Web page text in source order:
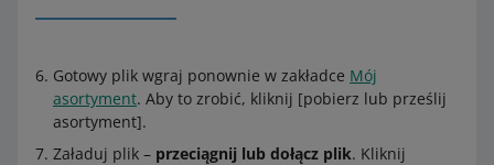
Gotowy plik wgraj ponownie w zakładce Mój
asortyment. Aby to zrobić, kliknij [pobierz lub prześlij
asortyment].
Załaduj plik – przeciągnij lub dołącz plik. Kliknij